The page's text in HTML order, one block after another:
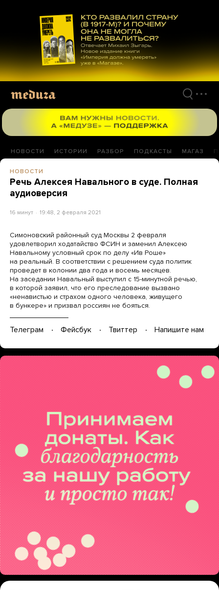
материалам
НОВОСТИ ИСТОРИИ РАЗБОР ПОДКАСТЫ МАГАЗ
НОВОСТИ
Речь Алексея Навального в суде. Полная
аудиоверсия
16 минут 19:48, 2 февраля 2021
Симоновский районный суд Москвы 2 февраля
удовлетворил ходатайство ФСИН и заменил Алексею
Навальному условный срок по делу «Ив Роше»
на реальный. В соответствии с решением суда политик
проведет в колонии два года и восемь месяцев.
На заседании Навальный выступил с 15-минутной речью,
в которой заявил, что его преследование вызвано
«ненавистью и страхом одного человека, живущего
в бункере» и призвал россиян не бояться.
Телеграм Фейсбук Твиттер Напишите нам